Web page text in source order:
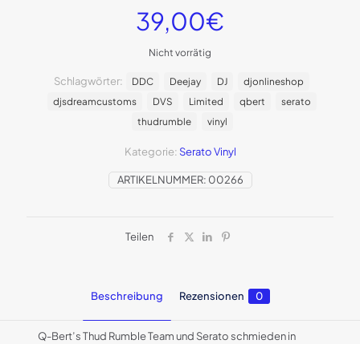
39,00€
Nicht vorrätig
ARTIKELNUMMER: 00266
Kategorie: Serato Vinyl
Schlagwörter: DDC Deejay DJ
djonlineshop
djsdreamcustoms
DVS Limited qbert
serato
thudrumble
vinyl
Teilen
Beschreibung Rezensionen 0
Q-Bert’s Thud Rumble Team und Serato schmieden in